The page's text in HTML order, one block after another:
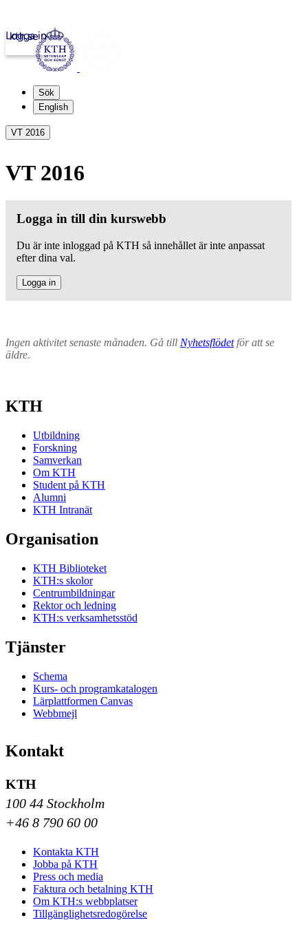
kth.se
Logga in
Sök
English
VT 2016
VT 2016
Logga in till din kurswebb
Du är inte inloggad på KTH så innehållet är inte anpassat
efter dina val.
Logga in
Ingen aktivitet senaste månaden. Gå till Nyhetsflödetför att se
äldre.
KTH
Utbildning
Forskning
Samverkan
Om KTH
Student på KTH
Alumni
KTH Intranät
Organisation
KTH Biblioteket
KTH:s skolor
Centrumbildningar
Rektor och ledning
KTH:s verksamhetsstöd
Tjänster
Schema
Kurs- och programkatalogen
Lärplattformen Canvas
Webbmejl
Kontakt
KTH
100 44 Stockholm
+46 8 790 60 00
Kontakta KTH
Jobba på KTH
Press och media
Faktura och betalning KTH
Om KTH:s webbplatser
Tillgänglighetsredogörelse